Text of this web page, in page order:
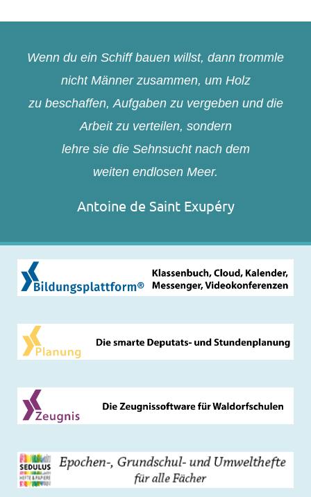
Wenn du ein Schiff bauen willst, dann trommle
nicht Männer zusammen, um Holz
zu beschaffen, Aufgaben zu vergeben und die
Arbeit zu verteilen, sondern
lehre sie die Sehnsucht nach dem
weiten endlosen Meer.
Antoine de Saint Exupéry